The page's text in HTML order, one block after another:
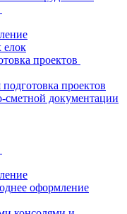
елок
проектов
проектов
сметной документации
оформление